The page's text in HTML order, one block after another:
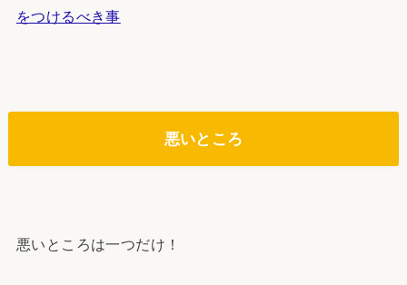
をつけるべき事
悪いところ
悪いところは一つだけ！